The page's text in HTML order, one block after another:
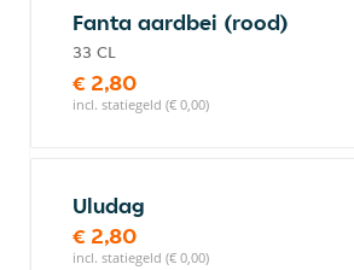
Fanta aardbei (rood)
33 CL
€ 2,80
incl. statiegeld (€ 0,00)
Uludag
€ 2,80
incl. statiegeld (€ 0,00)